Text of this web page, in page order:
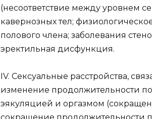
(несоответствие между уровнем
кавернозных тел;
полового члена; заболевания
эректильная дисфункция.
IV. Сексуальные расстройства,
изменение продолжительности
эякуляцией и оргазмом